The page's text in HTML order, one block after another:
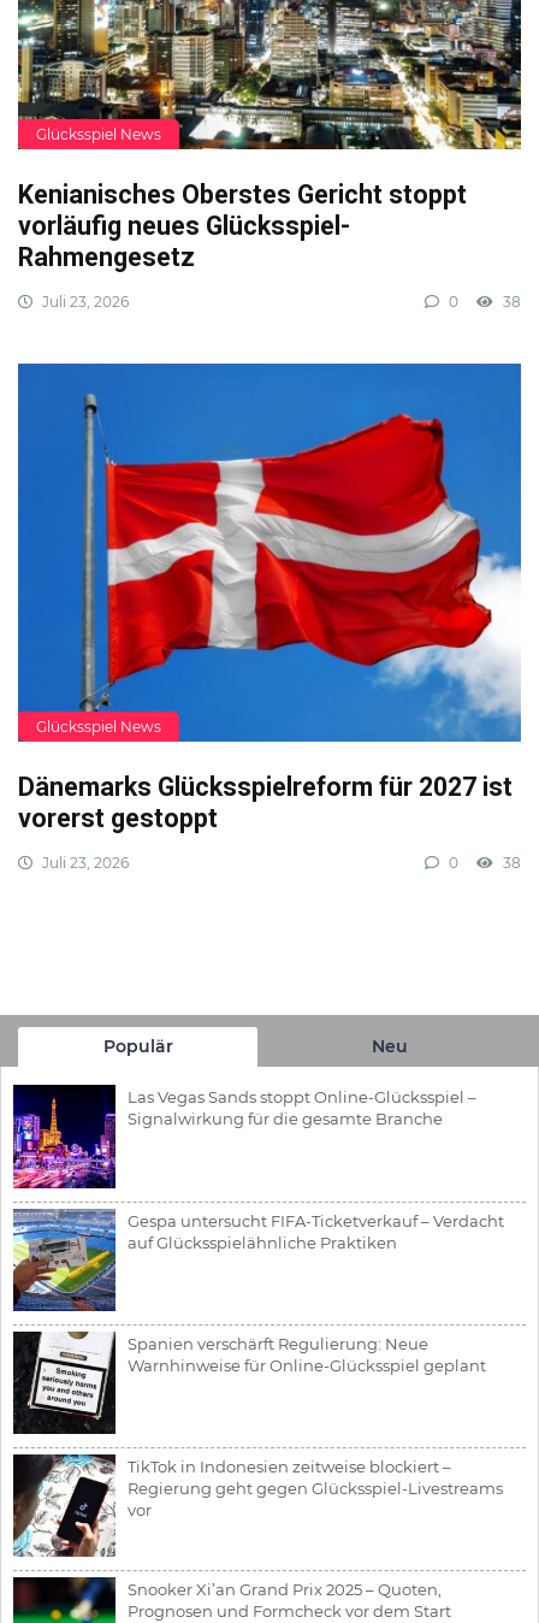
Glücksspiel News
Kenianisches Oberstes Gericht stoppt
vorläufig neues Glücksspiel-
Rahmengesetz
Juli 23, 2026 0 38
Glücksspiel News
Dänemarks Glücksspielreform für 2027 ist
vorerst gestoppt
Juli 23, 2026 0 38
Populär Neu
Las Vegas Sands stoppt Online-Glücksspiel –
Signalwirkung für die gesamte Branche
Gespa untersucht FIFA-Ticketverkauf – Verdacht
auf Glücksspielähnliche Praktiken
Spanien verschärft Regulierung: Neue
Warnhinweise für Online-Glücksspiel geplant
TikTok in Indonesien zeitweise blockiert –
Regierung geht gegen Glücksspiel-Livestreams
vor
Snooker Xi’an Grand Prix 2025 – Quoten,
Prognosen und Formcheck vor dem Start